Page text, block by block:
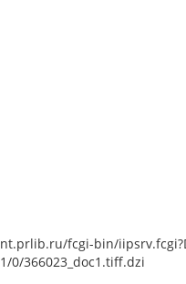
fcgi-bin/
0/366023_doc1.tiff.dzi